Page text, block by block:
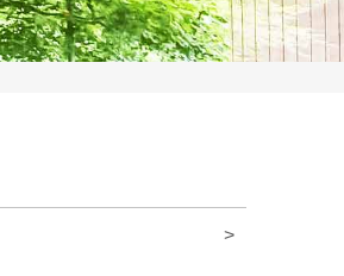
>